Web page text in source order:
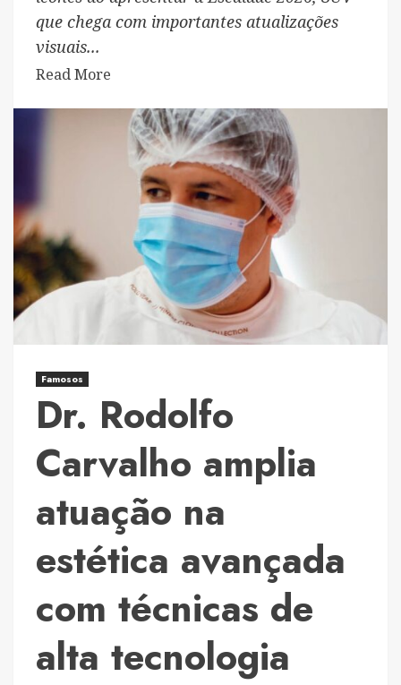
que chega com importantes atualizações
visuais...
Read More
about
Coluna
Super
Carros
Wilker
Manoel
Soares:
Cadillac
Escalade
2026
padrão
dos
SUVs
de
luxo
com
tecnologia
e
imponência
Famosos
Dr. Rodolfo
Carvalho amplia
atuação na
estética avançada
com técnicas de
alta tecnologia